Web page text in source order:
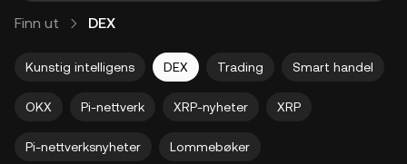
Finn ut DEX
Kunstig intelligens DEX Trading Smart handel
OKX Pi-nettverk XRP-nyheter XRP
Pi-nettverksnyheter Lommebøker